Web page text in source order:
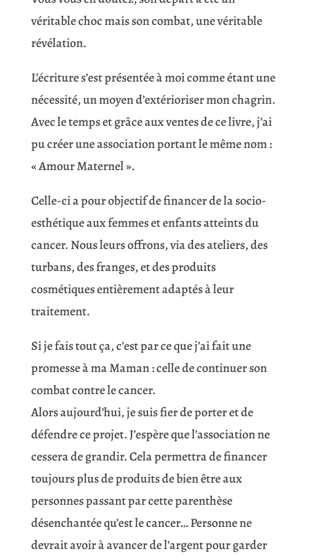
véritable choc mais son combat, une véritable
révélation.
L’écriture s’est présentée à moi comme étant une
nécessité, un moyen d’extérioriser mon chagrin.
Avec le temps et grâce aux ventes de ce livre, j’ai
pu créer une association portant le même nom :
« Amour Maternel ».
Celle-ci a pour objectif de financer de la socio-
esthétique aux femmes et enfants atteints du
cancer. Nous leurs offrons, via des ateliers, des
turbans, des franges, et des produits
cosmétiques entièrement adaptés à leur
traitement.
Si je fais tout ça, c’est par ce que j’ai fait une
promesse à ma Maman : celle de continuer son
combat contre le cancer.
Alors aujourd’hui, je suis fier de porter et de
défendre ce projet. J’espère que l’association ne
cessera de grandir. Cela permettra de financer
toujours plus de produits de bien être aux
personnes passant par cette parenthèse
désenchantée qu’est le cancer… Personne ne
devrait avoir à avancer de l’argent pour garder